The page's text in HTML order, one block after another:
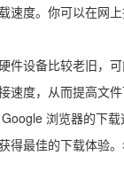
速度。你可以在网
设备比较老旧，
度，从而提高文件
浏览器的下
得最佳的下载体验